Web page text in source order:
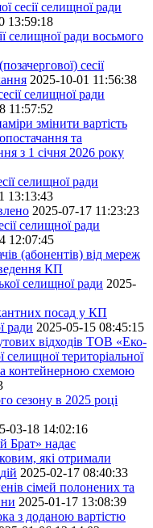
сесії селищної ради
13:59:18
селищної ради восьмого
сесії
2025-10-01 11:56:38
селищної ради
11:57:52
змінити вартість
та
з 1 січня 2026 року
селищної ради
13:13:43
2025-07-17 11:23:23
селищної ради
12:07:45
(абонентів) від мереж
КП
селищної ради 2025-
посад у КП
ради 2025-05-15 08:45:15
відходів ТОВ «Еко-
селищної територіальної
контейнерною схемою
сезону в 2025 році
03-18 14:02:16
Брат» надає
які отримали
2025-02-17 08:40:33
сімей полонених та
2025-01-17 13:08:39
з доданою вартістю